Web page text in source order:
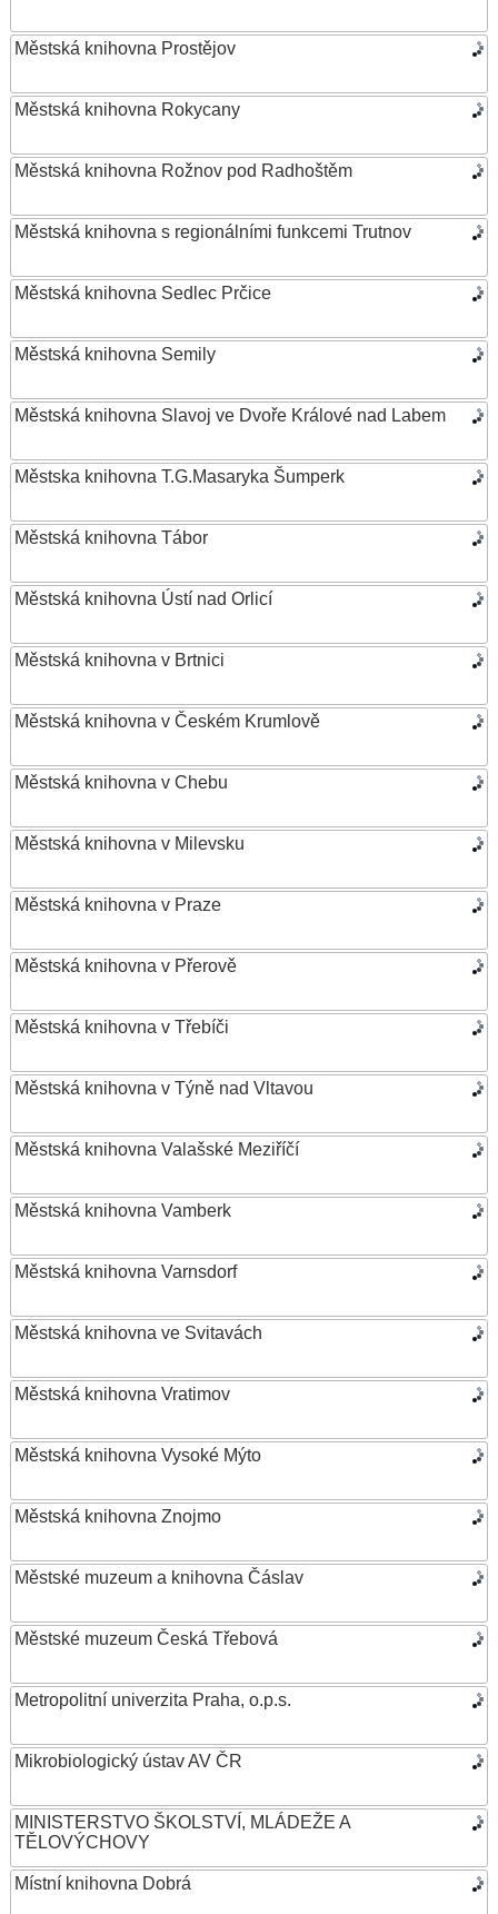
Městská knihovna Prostějov
Městská knihovna Rokycany
Městská knihovna Rožnov pod Radhoštěm
Městská knihovna s regionálními funkcemi Trutnov
Městská knihovna Sedlec Prčice
Městská knihovna Semily
Městská knihovna Slavoj ve Dvoře Králové nad Labem
Městska knihovna T.G.Masaryka Šumperk
Městská knihovna Tábor
Městská knihovna Ústí nad Orlicí
Městská knihovna v Brtnici
Městská knihovna v Českém Krumlově
Městská knihovna v Chebu
Městská knihovna v Milevsku
Městská knihovna v Praze
Městská knihovna v Přerově
Městská knihovna v Třebíči
Městská knihovna v Týně nad Vltavou
Městská knihovna Valašské Meziříčí
Městská knihovna Vamberk
Městská knihovna Varnsdorf
Městská knihovna ve Svitavách
Městská knihovna Vratimov
Městská knihovna Vysoké Mýto
Městská knihovna Znojmo
Městské muzeum a knihovna Čáslav
Městské muzeum Česká Třebová
Metropolitní univerzita Praha, o.p.s.
Mikrobiologický ústav AV ČR
MINISTERSTVO ŠKOLSTVÍ, MLÁDEŽE A
TĚLOVÝCHOVY
Místní knihovna Dobrá